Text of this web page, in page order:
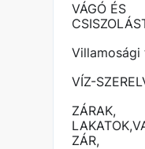
VÁGÓ ÉS
Villamosági
VÍZ-
ZÁRAK,
ZÁR,